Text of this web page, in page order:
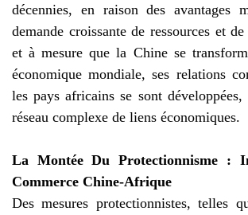
décennies, en raison des avantages
demande croissante de ressources et
et à mesure que la Chine se
économique mondiale, ses relations
les pays africains se sont développées,
réseau complexe de liens économiques.
La Montée Du Protectionnisme :
Commerce Chine-Afrique
Des mesures protectionnistes, telles